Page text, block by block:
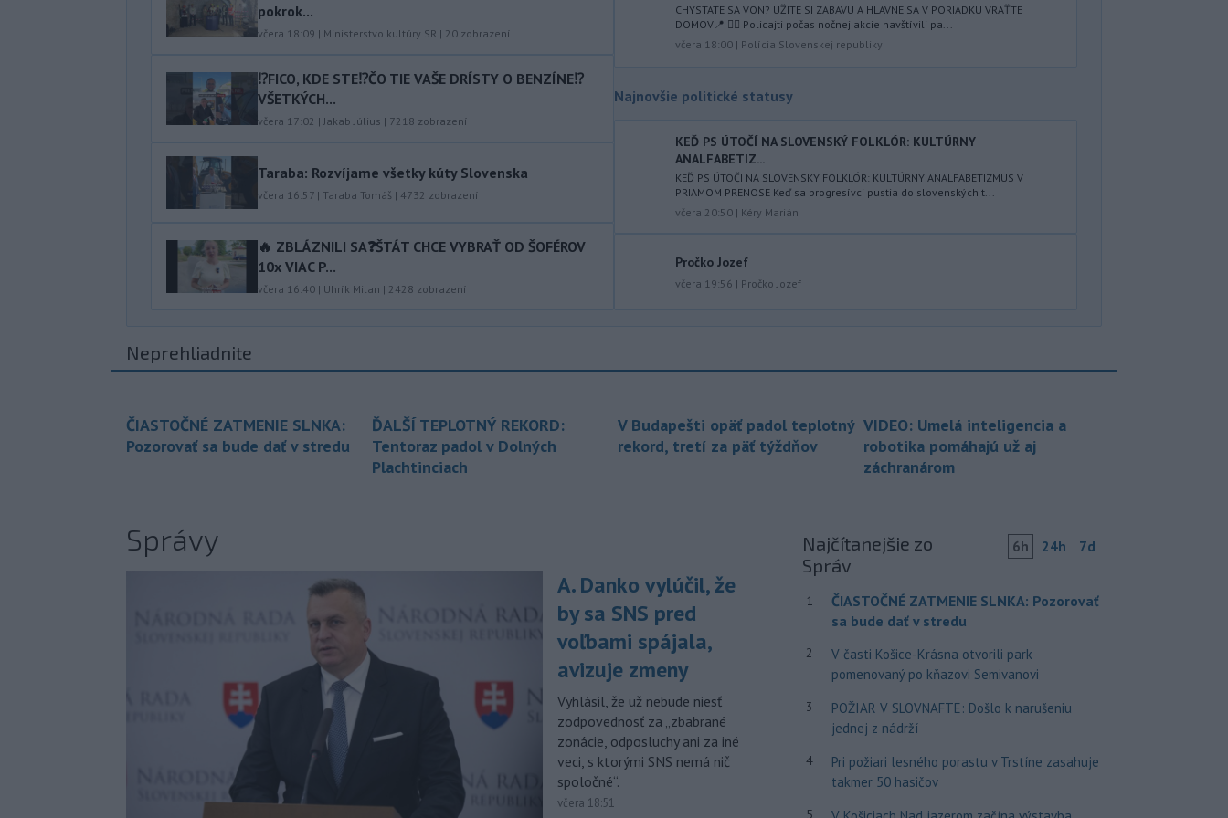
Silné búrky vo štvrtok
vyvolali v hornatých oblastiach
zosuvy pôdy.
hydrometeorologický ústav (SHMÚ)
pred búrkami vo
viacerých okresoch stredného a
východného Slovenska. Vydal preto
výstrahu prvého stupňa.
11:18
požiada Národný bezpečnostný
(NBÚ) o nezávislé odborné posúdenie
horúčavy a nedostatok pitnej vody
Čaj a Vyšný Čaj v okrese Košice-okolie.
- Slovenský futbalista Lukáš
Haraslín môže v najbližšom období
zmeniť klubovú adresu. O 30-ročného
stredopoliara Sparty Praha sa podľa
portálu isport.cz zaujíma
saudskoarabský Al-Fateh.
10:23 - Vo veku 94 rokov zomrela 29.
júla 2026 herečka a dlhoročná
členka Slovenského komorného
divadla (SKD) v Martine Helena
Sudická.
pokrok...
včera 18:09 | Ministerstvo kultúry SR | 20 zobrazení
⁉️FICO, KDE STE⁉️ČO TIE VAŠE DRÍSTY O BENZÍNE⁉️
VŠETKÝCH...
včera 17:02 |Jakab Július | 7218 zobrazení
Taraba: Rozvíjame všetky kúty Slovenska
včera 16:57 | Taraba Tomáš | 4732 zobrazení
🔥 ZBLÁZNILI SA❓️ŠTÁT CHCE VYBRAŤ OD ŠOFÉROV
10x VIAC P...
včera 16:40 | Uhrík Milan | 2428 zobrazení
CHYSTÁTE SA VON? UŽITE SI ZÁBAVU A HLAVNE SA V PORIADKU VRÁŤTE
DOMOV📍 👮‍♂️ Policajti počas nočnej akcie navštívili pa...
včera 18:00 | Polícia Slovenskej republiky
Najnovšie politické statusy
KEĎ PS ÚTOČÍ NA SLOVENSKÝ FOLKLÓR: KULTÚRNY
ANALFABETIZ...
KEĎ PS ÚTOČÍ NA SLOVENSKÝ FOLKLÓR: KULTÚRNY ANALFABETIZMUS V
PRIAMOM PRENOSE Keď sa progresívci pustia do slovenských t...
včera 20:50 | Kéry Marián
Pročko Jozef
včera 19:56 | Pročko Jozef
Neprehliadnite
ČIASTOČNÉ ZATMENIE SLNKA:
Pozorovať sa bude dať v stredu
ĎALŠÍ TEPLOTNÝ REKORD:
Tentoraz padol v Dolných
Plachtinciach
V Budapešti opäť padol teplotný
rekord, tretí za päť týždňov
VIDEO: Umelá inteligencia a
robotika pomáhajú už aj
záchranárom
Správy
A. Danko vylúčil, že
by sa SNS pred
voľbami spájala,
avizuje zmeny
Vyhlásil, že už nebude niesť
zodpovednosť za „zbabrané
zonácie, odposluchy ani za iné
veci, s ktorými SNS nemá nič
spoločné“.
včera 18:51
Najčítanejšie zo
Správ
6h 24h 7d
1
ČIASTOČNÉ ZATMENIE SLNKA: Pozorovať
sa bude dať v stredu
2
V časti Košice-Krásna otvorili park
pomenovaný po kňazovi Semivanovi
3
POŽIAR V SLOVNAFTE: Došlo k narušeniu
jednej z nádrží
4
Pri požiari lesného porastu v Trstíne zasahuje
takmer 50 hasičov